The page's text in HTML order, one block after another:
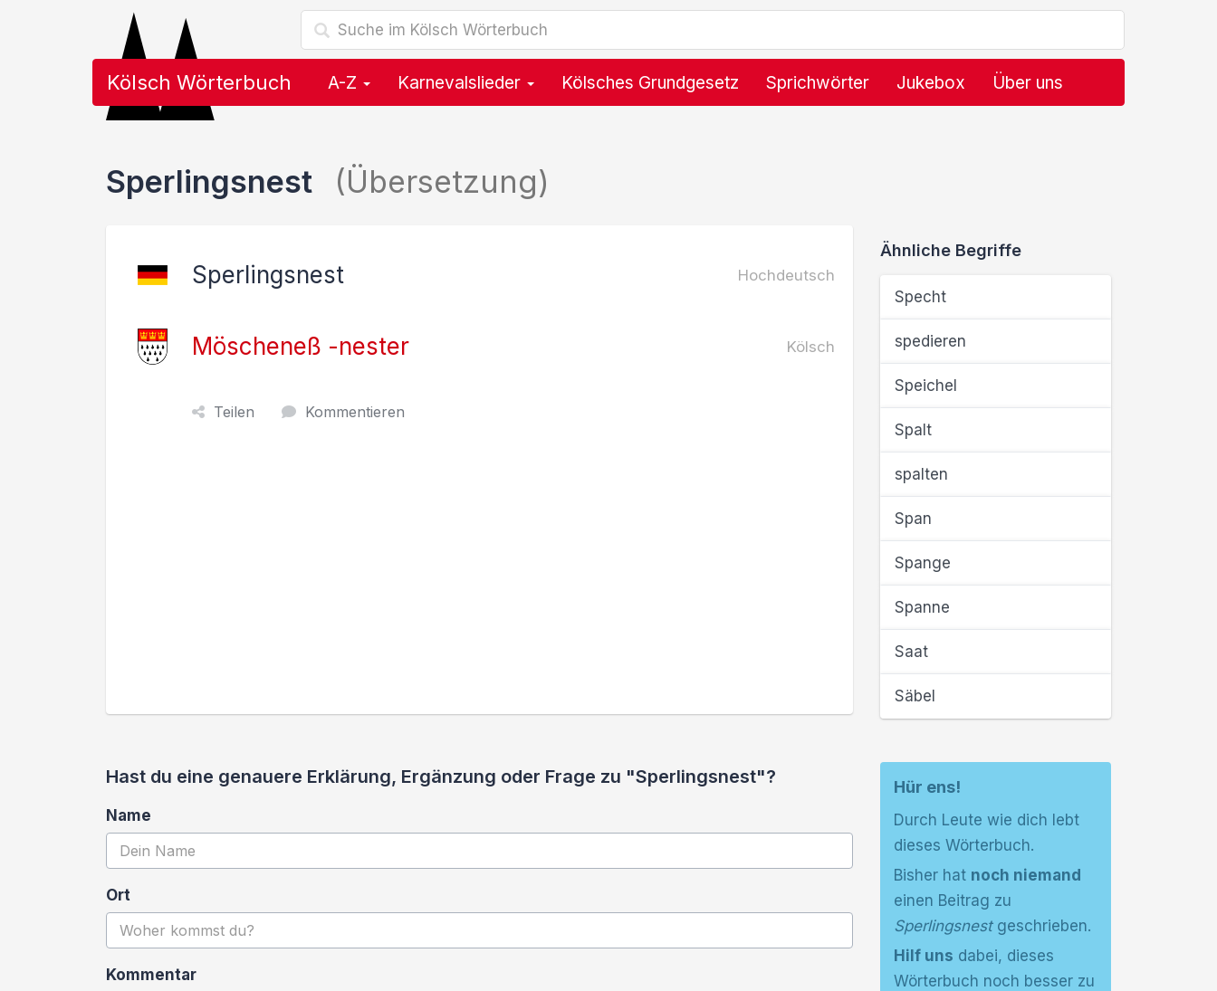
Kölsch Wörterbuch A-Z Karnevalslieder Kölsches Grundgesetz Sprichwörter Jukebox Über uns
Sperlingsnest (Übersetzung)
Sperlingsnest Hochdeutsch
Möscheneß -nester Kölsch
Teilen Kommentieren
Ähnliche Begriffe
Specht
spedieren
Speichel
Spalt
spalten
Span
Spange
Spanne
Saat
Säbel
Hast du eine genauere Erklärung, Ergänzung oder Frage zu "Sperlingsnest"?
Name
Ort
Kommentar
Hür ens!
Durch Leute wie dich lebt
dieses Wörterbuch.
Bisher hat noch niemand
einen Beitrag zu
Sperlingsnestgeschrieben.
Hilf uns dabei, dieses
Wörterbuch noch besser zu